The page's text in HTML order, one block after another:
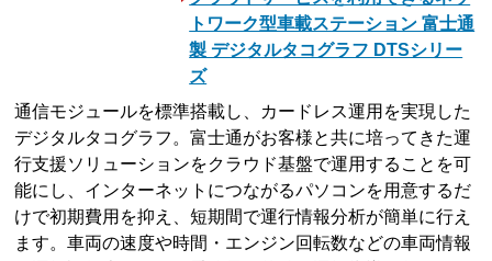
トワーク型車載ステーション 富士通
製 デジタルタコグラフ DTSシリー
ズ
通信モジュールを標準搭載し、カードレス運用を実現した
デジタルタコグラフ。富士通がお客様と共に培ってきた運
行支援ソリューションをクラウド基盤で運用することを可
能にし、インターネットにつながるパソコンを用意するだ
けで初期費用を抑え、短期間で運行情報分析が簡単に行え
ます。車両の速度や時間・エンジン回転数などの車両情報